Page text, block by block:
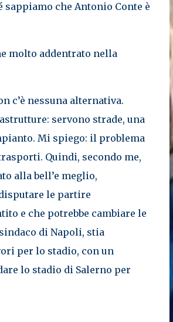
che Antonio Conte è
molto addentrato nella
c’è nessuna alternativa.
servono strade, una
Mi spiego: il problema
Quindi, secondo me,
alla bell’e meglio,
le partire
e che potrebbe cambiare le
di Napoli, stia
per lo stadio, con un
lo stadio di Salerno per